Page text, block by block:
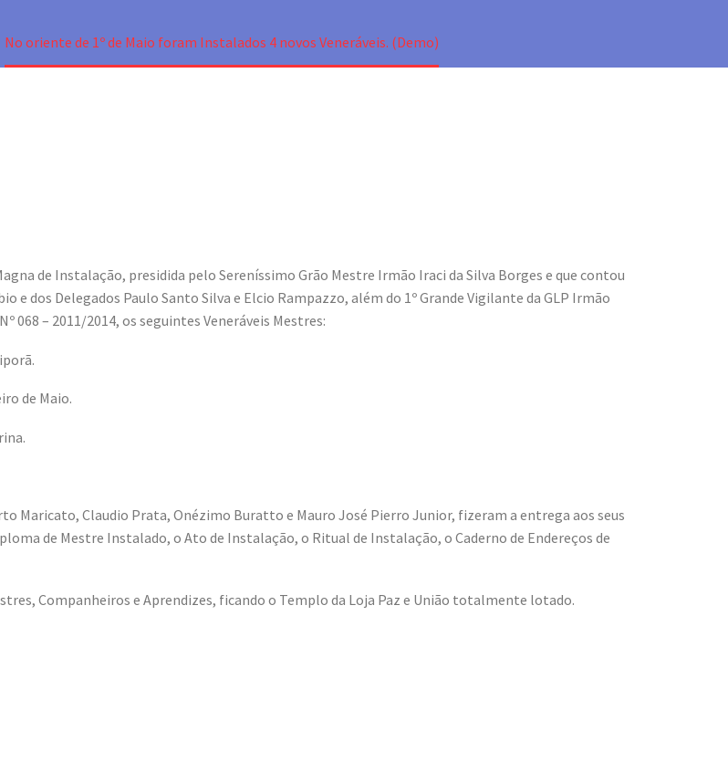
No oriente de 1º de Maio foram Instalados 4 novos Veneráveis. (Demo)
de Instalação, presidida pelo Sereníssimo Grão Mestre Irmão Iraci da Silva Borges e que contou
e dos Delegados Paulo Santo Silva e Elcio Rampazzo, além do 1º Grande Vigilante da GLP Irmão
– 2011/2014, os seguintes Veneráveis Mestres:
de Maio.
Maricato, Claudio Prata, Onézimo Buratto e Mauro José Pierro Junior, fizeram a entrega aos seus
de Mestre Instalado, o Ato de Instalação, o Ritual de Instalação, o Caderno de Endereços de
Companheiros e Aprendizes, ficando o Templo da Loja Paz e União totalmente lotado.